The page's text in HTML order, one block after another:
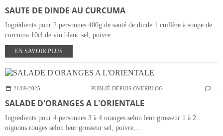
SAUTE DE DINDE AU CURCUMA
Ingrédients pour 2 personnes 400g de sauté de dinde 1 cuillère à soupe de
curcuma 10cl de vin blanc sel, poivre...
EN SAVOIR PLUS
21/09/2025 PUBLIÉ DEPUIS OVERBLOG
SALADE D'ORANGES A L'ORIENTALE
Ingredients pour 4 personnes 3 à 4 oranges selon leur grosseur 1 à 2
oignons rouges selon leur grosseur sel, poivre,...